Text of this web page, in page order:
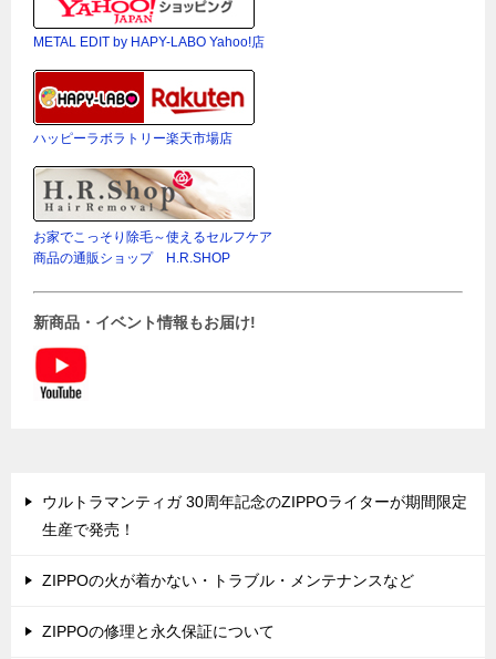
METAL EDIT by HAPY-LABO Yahoo!店
ハッピーラボラトリー楽天市場店
お家でこっそり除毛～使えるセルフケア
商品の通販ショップ H.R.SHOP
新商品・イベント情報もお届け!
ウルトラマンティガ 30周年記念のZIPPOライターが期間限定
生産で発売！
ZIPPOの火が着かない・トラブル・メンテナンスなど
ZIPPOの修理と永久保証について